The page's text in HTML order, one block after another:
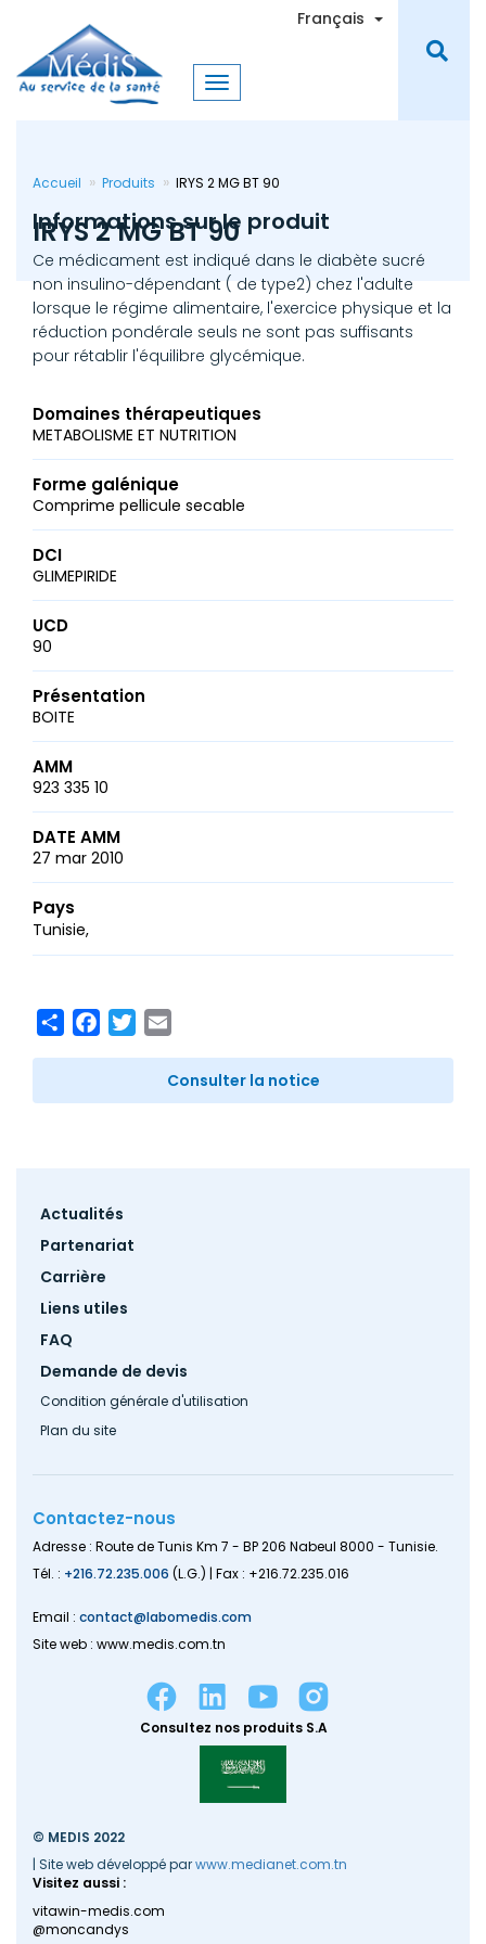
contenu
principal
Français Toggle
Accueil Produits IRYS 2 MG BT 90
IRYS 2 MG BT 90
Informations sur le produit
Ce médicament est indiqué dans le diabète sucré
non insulino-dépendant ( de type2) chez l'adulte
lorsque le régime alimentaire, l'exercice physique et la
réduction pondérale seuls ne sont pas suffisants
pour rétablir l'équilibre glycémique.
Domaines thérapeutiques
METABOLISME ET NUTRITION
Forme galénique
Comprime pellicule secable
DCI
GLIMEPIRIDE
UCD
90
Présentation
BOITE
AMM
923 335 10
DATE AMM
27 mar 2010
Pays
Tunisie
ShareFacebook
Twitter
Consulter la notice
Footer
Actualités
Partenariat
Carrière
Liens utiles
FAQ
Demande de devis
Condition générale d'utilisation
Plan du site
Contactez-nous
Adresse : Route de Tunis Km 7 - BP 206 Nabeul 8000 - Tunisie.
Tél. : +216.72.235.006 (L.G.) | Fax : +216.72.235.016
Email : contact@labomedis.com
Site web : www.medis.com.tn
Consultez nos produits S.A
© MEDIS 2022
| Site web développé parwww.medianet.com.tn
Visitez aussi :
vitawin-medis.com
@moncandys